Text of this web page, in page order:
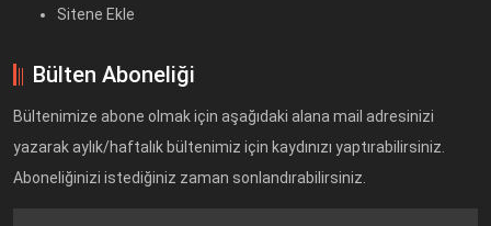
Sitene Ekle
Bülten Aboneliği
Bültenimize abone olmak için aşağıdaki alana mail adresinizi
yazarak aylık/haftalık bültenimiz için kaydınızı yaptırabilirsiniz.
Aboneliğinizi istediğiniz zaman sonlandırabilirsiniz.